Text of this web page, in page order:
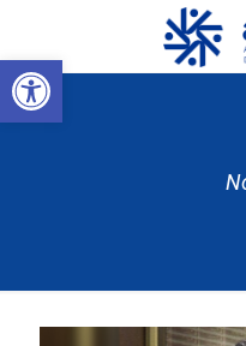
Abrir a barra de ferramentas